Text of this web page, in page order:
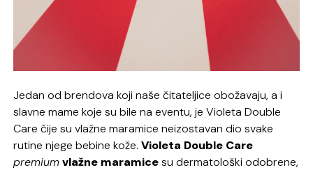
Jedan od brendova koji naše čitateljice obožavaju, a i
slavne mame koje su bile na eventu, je Violeta Double
Care čije su vlažne maramice neizostavan dio svake
rutine njege bebine kože.Violeta Double Care
premiumvlažne maramicesu dermatološki odobrene,